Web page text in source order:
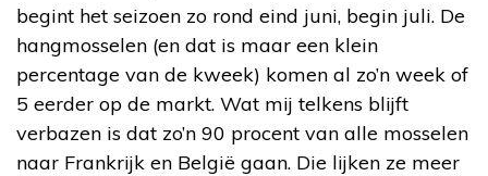
begint het seizoen zo rond eind juni, begin juli. De
hangmosselen (en dat is maar een klein
percentage van de kweek) komen al zo’n week of
5 eerder op de markt. Wat mij telkens blijft
verbazen is dat zo’n 90 procent van alle mosselen
naar Frankrijk en België gaan. Die lijken ze meer